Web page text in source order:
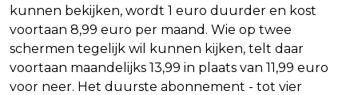
kunnen bekijken, wordt 1 euro duurder en kost
voortaan 8,99 euro per maand. Wie op twee
schermen tegelijk wil kunnen kijken, telt daar
voortaan maandelijks 13,99 in plaats van 11,99 euro
voor neer. Het duurste abonnement - tot vier